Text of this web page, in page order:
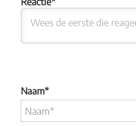
Naam*